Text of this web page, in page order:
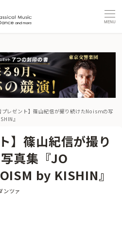
MENU
プレゼント】篠山紀信が撮り続けたNoisｍの写
』
】篠山紀信が撮り
真集『JO
by KISHIN』
ゴリー
ンツァ